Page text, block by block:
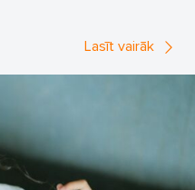
Lasīt vairāk